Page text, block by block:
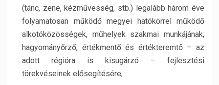
(tánc, zene, kézművesség, stb.) legalább három éve
folyamatosan működő megyei hatókörrel működő
alkotóközösségek, műhelyek szakmai munkájának,
hagyományőrző, értékmentő és értékteremtő – az
adott régióra is kisugárzó – fejlesztési
törekvéseinek elősegítésére,